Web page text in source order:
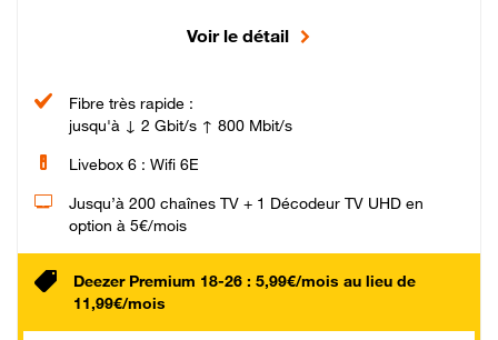
Voir le détail
Fibre très rapide :
jusqu'à ↓ 2 Gbit/s ↑ 800 Mbit/s
Livebox 6 : Wifi 6E
Jusqu’à 200 chaînes TV + 1 Décodeur TV UHD en
option à 5€/mois
Deezer Premium 18-26 : 5,99€/mois au lieu de
11,99€/mois